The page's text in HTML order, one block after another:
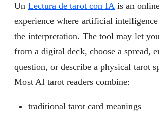
Un Lectura de tarot con IA is an
experience where artificial intelligence
the interpretation. The tool may let
from a digital deck, choose a spread,
question, or describe a physical tarot
Most AI tarot readers combine:
traditional tarot card meanings